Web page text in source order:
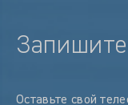
Оставьте свой